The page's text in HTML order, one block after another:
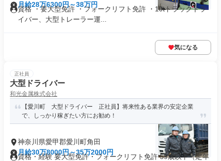
月給28万6300円～38万円
資格 ・要大型免許 ・フォークリフト免許 ・10tトラックドラ
イバー、大型トレーラー運...
気になる
正社員
大型ドライバー
和光金属株式会社
【愛川町 大型ドライバー 正社員】将来性ある業界の安定企業
で、しっかり稼ぎたい方にお勧め！
神奈川県愛甲郡愛川町角田
月給30万8000円～35万2000円
資格・経験 要大型免許・フォークリフト免許 59歳以下（定年